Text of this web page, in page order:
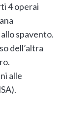
4 operai
spavento.
dell’altra
alle
).